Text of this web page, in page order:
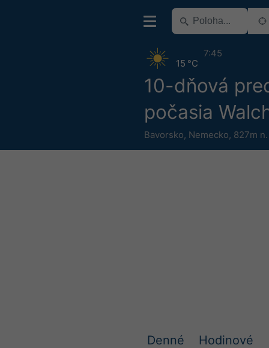
10-dňová
počasia
Bavorsko, Nemecko, 827m
15 °C
7:45
Denné Hodinové